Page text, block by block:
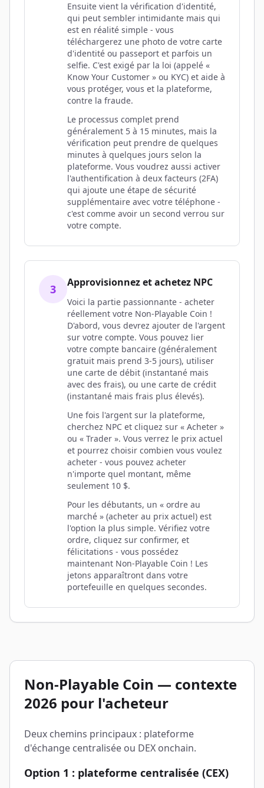
Ensuite vient la vérification d'identité,
qui peut sembler intimidante mais qui
est en réalité simple - vous
téléchargerez une photo de votre carte
d'identité ou passeport et parfois un
selfie. C'est exigé par la loi (appelé «
Know Your Customer » ou KYC) et aide à
vous protéger, vous et la plateforme,
contre la fraude.
Le processus complet prend
généralement 5 à 15 minutes, mais la
vérification peut prendre de quelques
minutes à quelques jours selon la
plateforme. Vous voudrez aussi activer
l'authentification à deux facteurs (2FA)
qui ajoute une étape de sécurité
supplémentaire avec votre téléphone -
c'est comme avoir un second verrou sur
votre compte.
3 Approvisionnez et achetez NPC
Voici la partie passionnante - acheter
réellement votre Non-Playable Coin !
D'abord, vous devrez ajouter de l'argent
sur votre compte. Vous pouvez lier
votre compte bancaire (généralement
gratuit mais prend 3-5 jours), utiliser
une carte de débit (instantané mais
avec des frais), ou une carte de crédit
(instantané mais frais plus élevés).
Une fois l'argent sur la plateforme,
cherchez NPC et cliquez sur « Acheter »
ou « Trader ». Vous verrez le prix actuel
et pourrez choisir combien vous voulez
acheter - vous pouvez acheter
n'importe quel montant, même
seulement 10 $.
Pour les débutants, un « ordre au
marché » (acheter au prix actuel) est
l'option la plus simple. Vérifiez votre
ordre, cliquez sur confirmer, et
félicitations - vous possédez
maintenant Non-Playable Coin ! Les
jetons apparaîtront dans votre
portefeuille en quelques secondes.
Non-Playable Coin — contexte
2026 pour l'acheteur
Deux chemins principaux : plateforme
d'échange centralisée ou DEX onchain.
Option 1 : plateforme centralisée (CEX)